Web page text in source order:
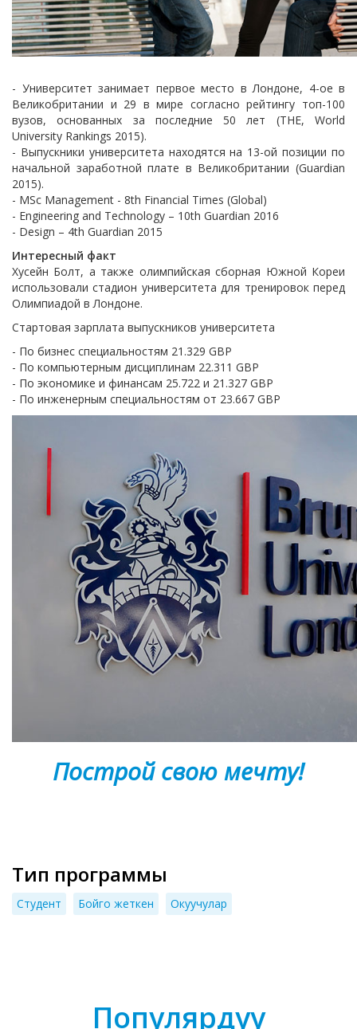
- Университет занимает первое место в Лондоне, 4-ое в
Великобритании и 29 в мире согласно рейтингу топ-100
вузов, основанных за последние 50 лет (THE, World
University Rankings 2015).
- Выпускники университета находятся на 13-ой позиции по
начальной заработной плате в Великобритании (Guardian
2015).
- MSc Management - 8th Financial Times (Global)
- Engineering and Technology – 10th Guardian 2016
- Design – 4th Guardian 2015
Интересный факт
Хусейн Болт, а также олимпийская сборная Южной Кореи
использовали стадион университета для тренировок перед
Олимпиадой в Лондоне.
Стартовая зарплата выпускников университета
- По бизнес специальностям 21.329 GBP
- По компьютерным дисциплинам 22.311 GBP
- По экономике и финансам 25.722 и 21.327 GBP
- По инженерным специальностям от 23.667 GBP
Построй свою мечту!
Тип программы
Cтудент Бойго жеткен Окуучулар
Популярдуу